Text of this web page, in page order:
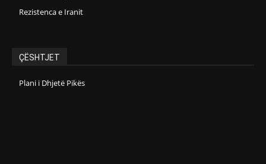
Rezistenca e Iranit
ÇËSHTJET
Plani i Dhjetë Pikës